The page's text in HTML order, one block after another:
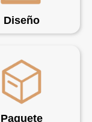
Diseño
Paquete